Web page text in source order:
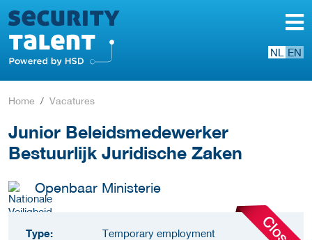
NL EN
Home Vacatures
Junior Beleidsmedewerker
Bestuurlijk Juridische Zaken
Openbaar Ministerie
Type:
Temporary employment